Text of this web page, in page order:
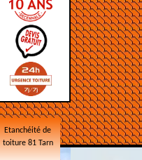
Etanchéité de
toiture 81 Tarn